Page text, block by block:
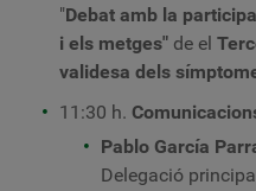
"Debat amb la
i els metges" de el
validesa dels
11:30 h.
Pablo García
Delegació